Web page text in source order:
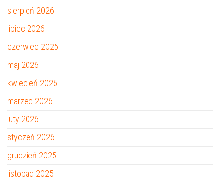
sierpień 2026
lipiec 2026
czerwiec 2026
maj 2026
kwiecień 2026
marzec 2026
luty 2026
styczeń 2026
grudzień 2025
listopad 2025